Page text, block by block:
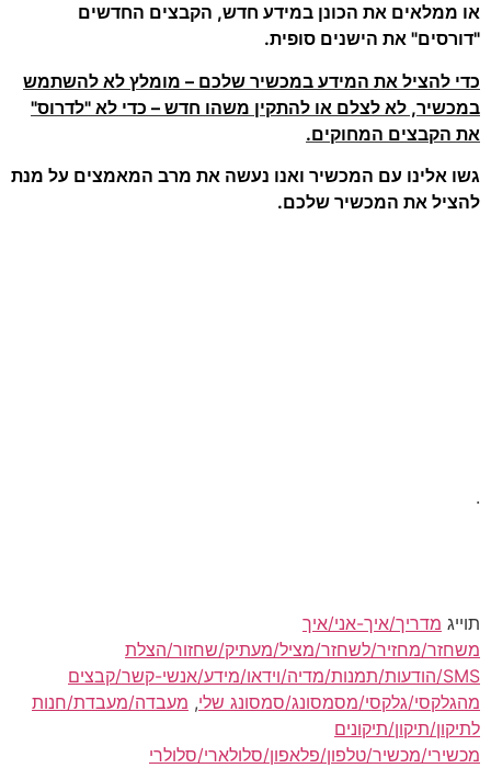
או ממלאים את הכונן במידע חדש, הקבצים החדשים
"דורסים" את הישנים סופית.
כדי להציל את המידע במכשיר שלכם – מומלץ לא להשתמש
במכשיר, לא לצלם או להתקין משהו חדש – כדי לא "לדרוס"
את הקבצים המחוקים.
גשו אלינו עם המכשיר ואנו נעשה את מרב המאמצים על מנת
להציל את המכשיר שלכם.
.
תוייג מדריך/איך-אני/איך
משחזר/מחזיר/לשחזר/מציל/מעתיק/שחזור/הצלת
SMS/הודעות/תמנות/מדיה/וידאו/מידע/אנשי-קשר/קבצים
מהגלקסי/גלקסי/מסמסונג/סמסונג שלי, מעבדה/מעבדת/חנות
לתיקון/תיקון/תיקונים
מכשירי/מכשיר/טלפון/פלאפון/סלולארי/סלולרי